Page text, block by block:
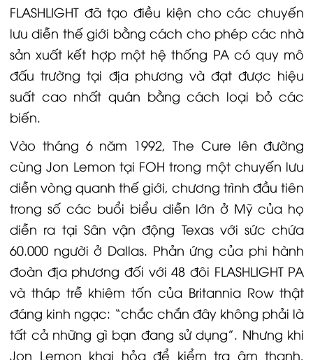
FLASHLIGHT đã tạo điều kiện cho các chuyến
lưu diễn thế giới bằng cách cho phép các nhà
sản xuất kết hợp một hệ thống PA có quy mô
đấu trường tại địa phương và đạt được hiệu
suất cao nhất quán bằng cách loại bỏ các
biến.
Vào tháng 6 năm 1992, The Cure lên đường
cùng Jon Lemon tại FOH trong một chuyến lưu
diễn vòng quanh thế giới, chương trình đầu tiên
trong số các buổi biểu diễn lớn ở Mỹ của họ
diễn ra tại Sân vận động Texas với sức chứa
60.000 người ở Dallas. Phản ứng của phi hành
đoàn địa phương đối với 48 đôi FLASHLIGHT PA
và tháp trễ khiêm tốn của Britannia Row thật
đáng kinh ngạc: “chắc chắn đây không phải là
tất cả những gì bạn đang sử dụng”. Nhưng khi
Jon Lemon khai hỏa để kiểm tra âm thanh,